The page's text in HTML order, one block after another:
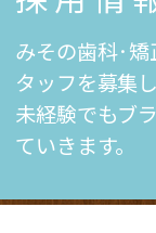
みその歯科·
タッフを募集
未経験でもブ
ていきます。